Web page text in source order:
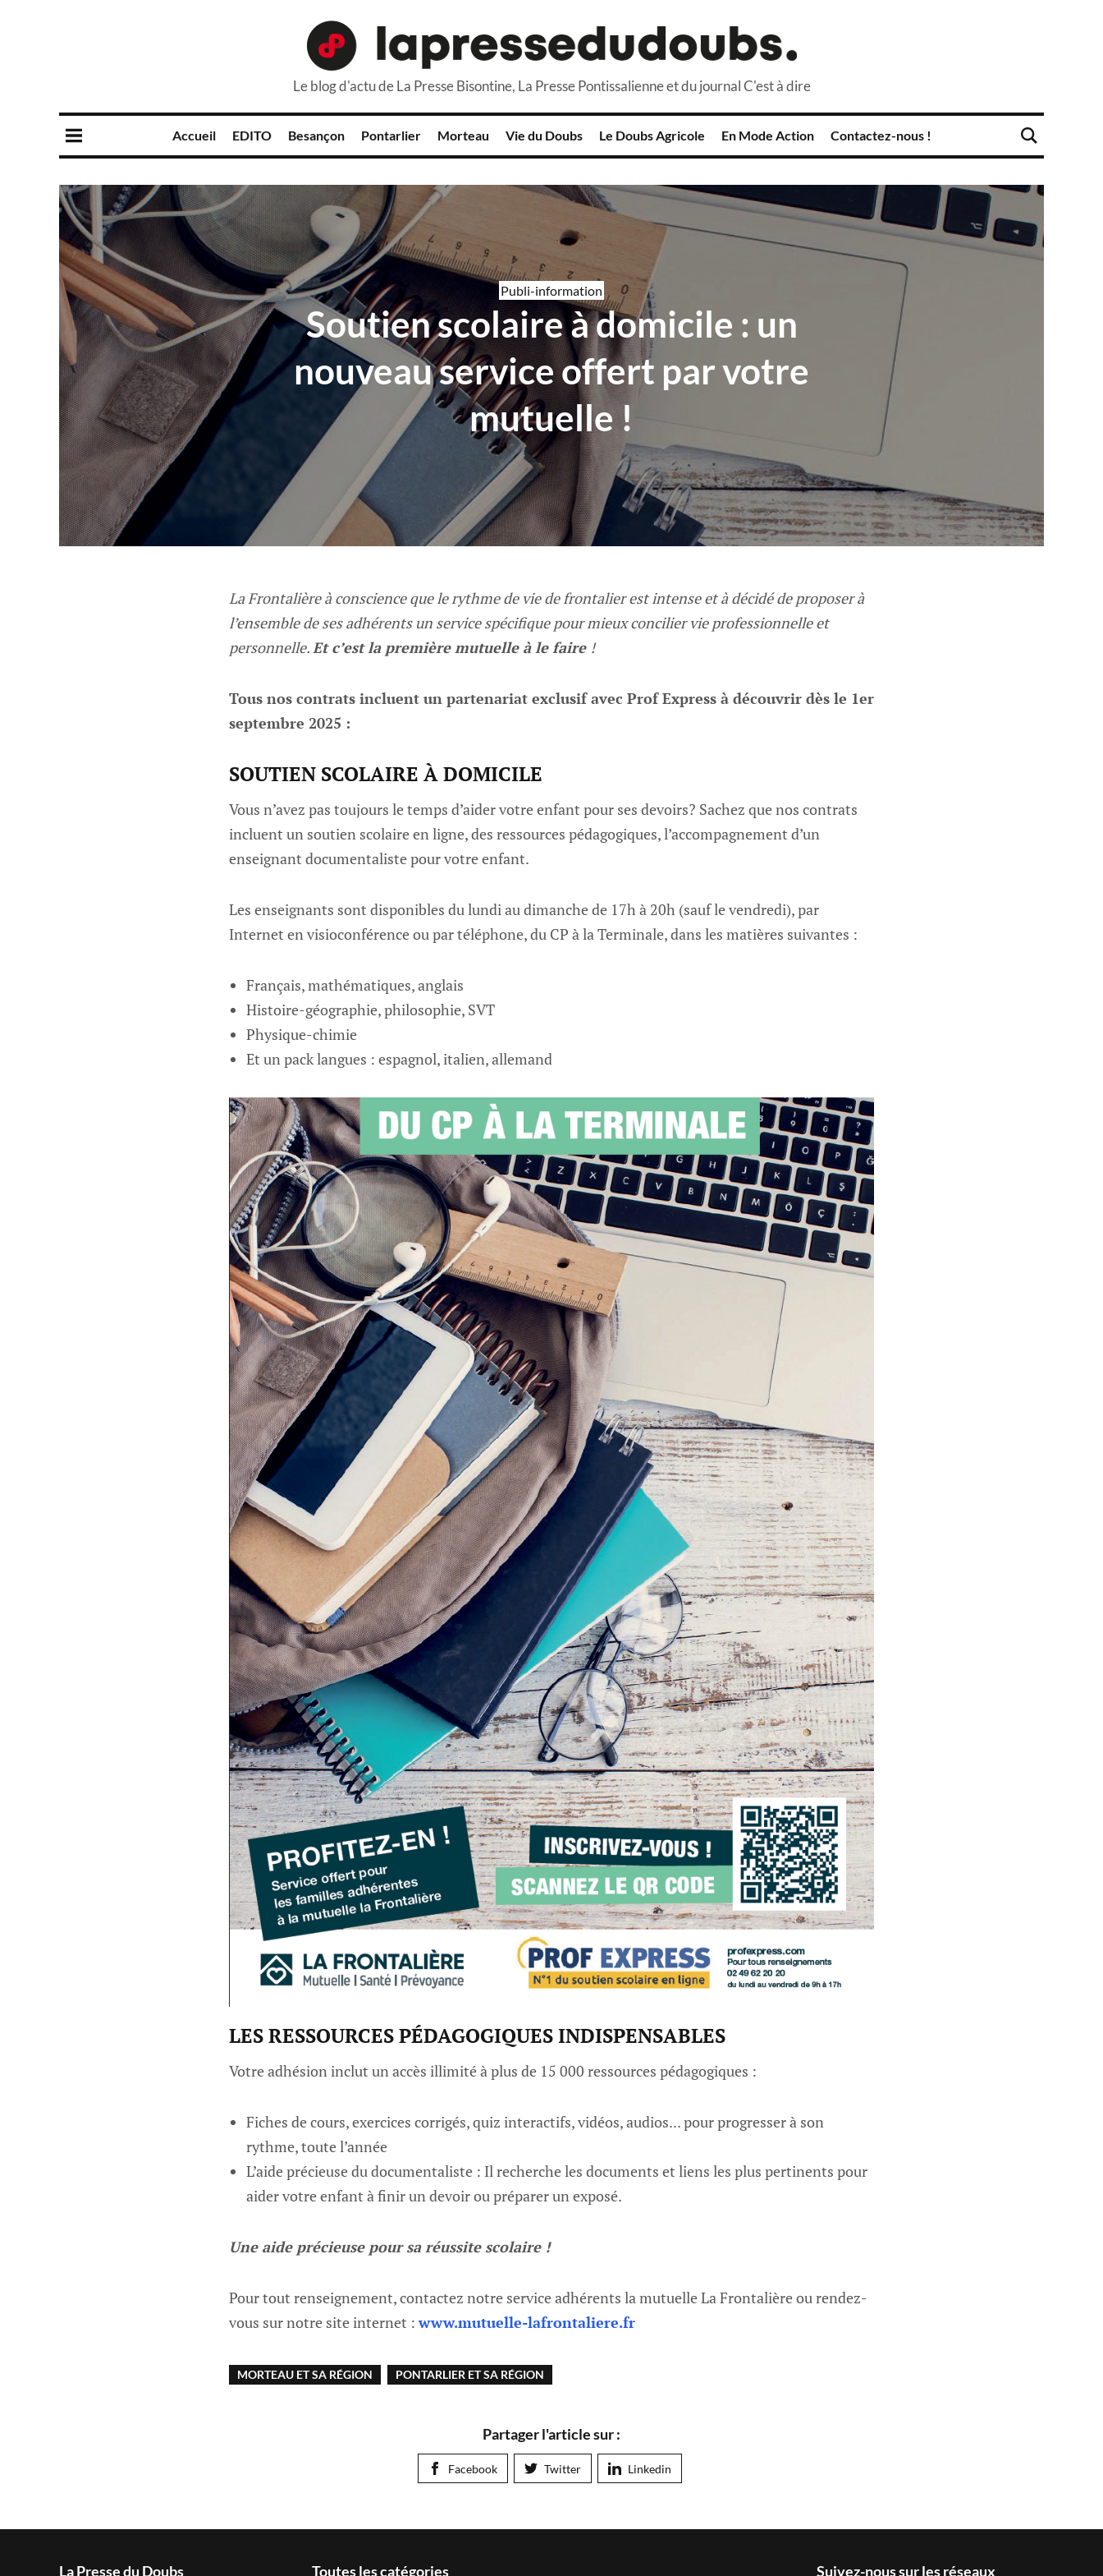
Le blog d'actu de La Presse Bisontine, La Presse Pontissalienne et du journal C'est à dire
Accueil EDITO Besançon Pontarlier Morteau Vie du Doubs Le Doubs Agricole En Mode Action Contactez-nous !
Publi-information
Soutien scolaire à domicile : un
nouveau service offert par votre
mutuelle !
La Frontalière à conscience que le rythme de vie de frontalier est intense et à décidé de proposer à
l’ensemble de ses adhérents un service spécifique pour mieux concilier vie professionnelle et
personnelle.Et c’est la première mutuelle à le faire !
Tous nos contrats incluent un partenariat exclusif avec Prof Express à découvrir dès le 1er
septembre 2025 :
SOUTIEN SCOLAIRE À DOMICILE
Vous n’avez pas toujours le temps d’aider votre enfant pour ses devoirs? Sachez que nos contrats
incluent un soutien scolaire en ligne, des ressources pédagogiques, l’accompagnement d’un
enseignant documentaliste pour votre enfant.
Les enseignants sont disponibles du lundi au dimanche de 17h à 20h (sauf le vendredi), par
Internet en visioconférence ou par téléphone, du CP à la Terminale, dans les matières suivantes :
Français, mathématiques, anglais
Histoire-géographie, philosophie, SVT
Physique-chimie
Et un pack langues : espagnol, italien, allemand
LES RESSOURCES PÉDAGOGIQUES INDISPENSABLES
Votre adhésion inclut un accès illimité à plus de 15 000 ressources pédagogiques :
Fiches de cours, exercices corrigés, quiz interactifs, vidéos, audios... pour progresser à son
rythme, toute l’année
L’aide précieuse du documentaliste : Il recherche les documents et liens les plus pertinents pour
aider votre enfant à finir un devoir ou préparer un exposé.
Une aide précieuse pour sa réussite scolaire !
Pour tout renseignement, contactez notre service adhérents la mutuelle La Frontalière ou rendez-
vous sur notre site internet : www.mutuelle-lafrontaliere.fr
MORTEAU ET SA RÉGION PONTARLIER ET SA RÉGION
Partager l'article sur :
Facebook Twitter Linkedin
La Presse du Doubs Toutes les catégories Suivez-nous sur les réseaux